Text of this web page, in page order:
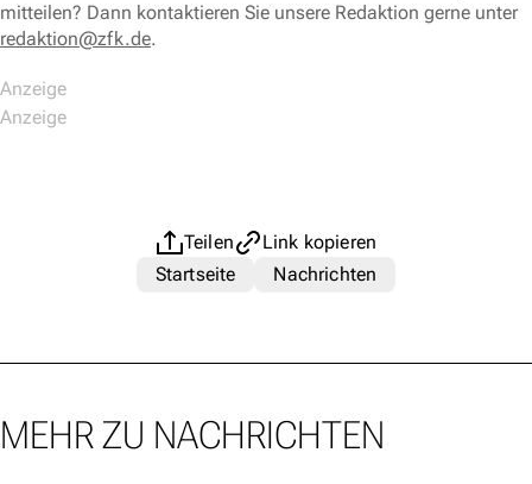
mitteilen? Dann kontaktieren Sie unsere Redaktion gerne unter
redaktion@zfk.de.
Teilen
Link kopieren
Startseite
Nachrichten
MEHR ZU NACHRICHTEN